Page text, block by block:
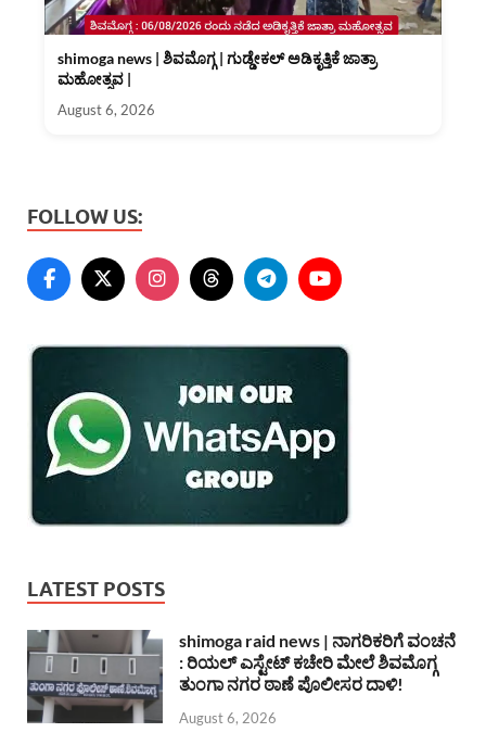
shimoga news | ಶಿವಮೊಗ್ಗ | ಗುಡ್ಡೇಕಲ್ ಅಡಿಕೃತ್ತಿಕೆ ಜಾತ್ರಾ
ಮಹೋತ್ಸವ |
August 6, 2026
FOLLOW US:
LATEST POSTS
shimoga raid news | ನಾಗರಿಕರಿಗೆ ವಂಚನೆ
: ರಿಯಲ್ ಎಸ್ಟೇಟ್ ಕಚೇರಿ ಮೇಲೆ ಶಿವಮೊಗ್ಗ
ತುಂಗಾ ನಗರ ಠಾಣೆ ಪೊಲೀಸರ ದಾಳಿ!
August 6, 2026